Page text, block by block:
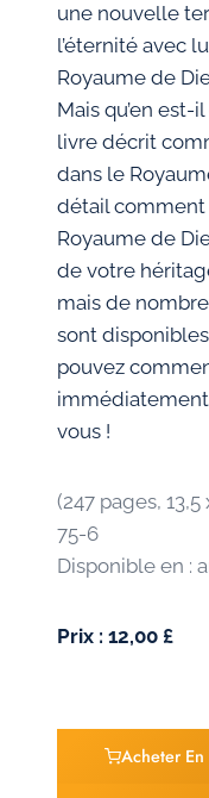
une nouvelle
l’éternité avec
Royaume de
Mais qu’en est-
livre décrit
dans le
détail comment
Royaume de
de votre
mais de
sont
pouvez
immédiatement
vous !
(247 pages,
75-6
Disponible en :
Prix : 12,00 £
Acheter